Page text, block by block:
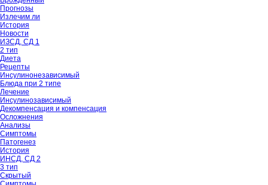
Прогнозы
Излечим ли
История
Новости
ИЗСД, СД 1
2 тип
Диета
Рецепты
Инсулинонезависимый
Блюда при 2 типе
Лечение
Инсулинозависимый
Декомпенсация и компенсация
Осложнения
Анализы
Симптомы
Патогенез
История
ИНСД, СД 2
3 тип
Скрытый